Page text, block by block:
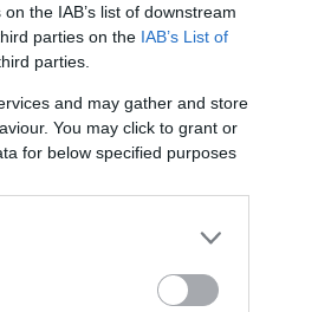
the IAB’s list of downstream
parties on the IAB’s List of
parties.
and may gather and store
You may click to grant or
for below specified purposes